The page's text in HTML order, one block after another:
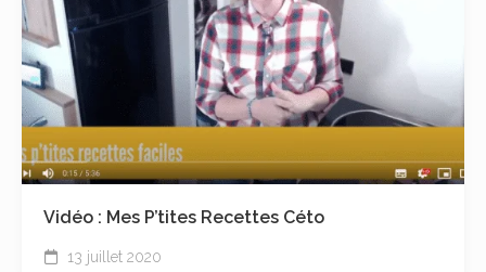
Vidéo : Mes P’tites Recettes Céto
13 juillet 2020